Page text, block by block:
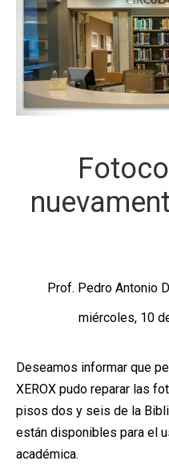
Prof. Pedro Antonio
miércoles, 10
Deseamos informar que
XEROX pudo reparar las
pisos dos y seis de la
están disponibles para el
académica.